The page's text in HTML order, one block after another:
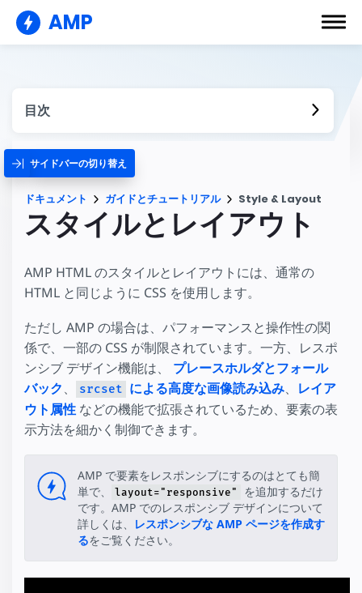
AMP
目次
サイドバーの切り替え
ドキュメント ガイドとチュートリアル Style & Layout
スタイルとレイアウト
AMP HTML のスタイルとレイアウトには、通常の
HTML と同じように CSS を使用します。
ただし AMP の場合は、パフォーマンスと操作性の関
係で、一部の CSS が制限されています。一方、レスポ
ンシブ デザイン機能は、 プレースホルダとフォール
バック、 srcset による高度な画像読み込み、 レイア
ウト属性 などの機能で拡張されているため、要素の表
示方法を細かく制御できます。
AMP で要素をレスポンシブにするのはとても簡
単で、
layout="responsive"
を追加するだけ
です。AMP でのレスポンシブ デザインについて
詳しくは、
レスポンシブな AMP ページを作成す
るをご覧ください。